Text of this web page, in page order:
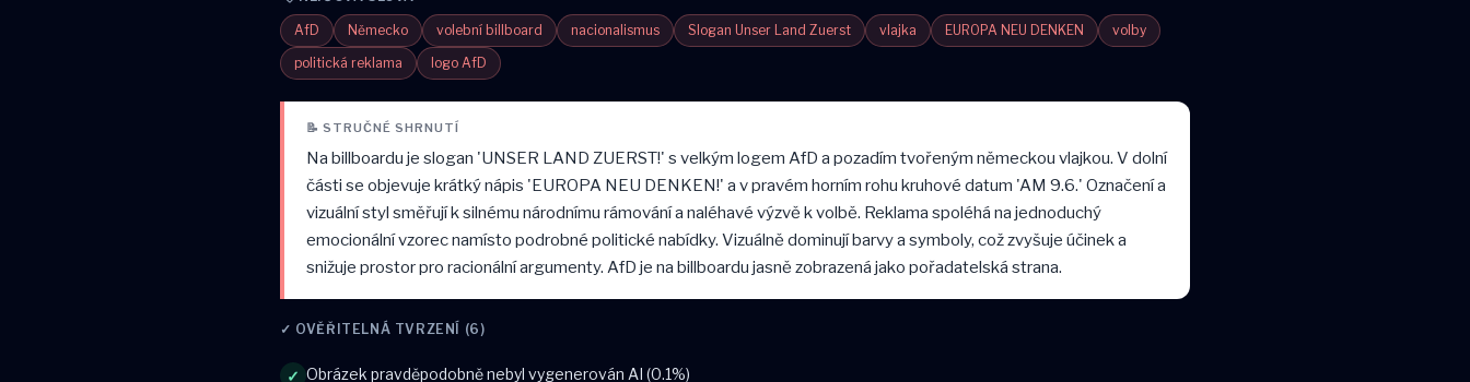
AfD Německo volební billboard nacionalismus Slogan Unser Land Zuerst vlajka EUROPA NEU DENKEN
volby
politická reklama
logo AfD
📝 STRUČNÉ SHRNUTÍ
Na billboardu je slogan 'UNSER LAND ZUERST!' s velkým logem AfD a pozadím tvořeným německou vlajkou. V dolní
části se objevuje krátký nápis 'EUROPA NEU DENKEN!' a v pravém horním rohu kruhové datum 'AM 9.6.' Označení a
vizuální styl směřují k silnému národnímu rámování a naléhavé výzvě k volbě. Reklama spoléhá na jednoduchý
emocionální vzorec namísto podrobné politické nabídky. Vizuálně dominují barvy a symboly, což zvyšuje účinek a
snižuje prostor pro racionální argumenty. AfD je na billboardu jasně zobrazená jako pořadatelská strana.
✓ OVĚŘITELNÁ TVRZENÍ (6)
✓ Obrázek pravděpodobně nebyl vygenerován AI (0.1%)